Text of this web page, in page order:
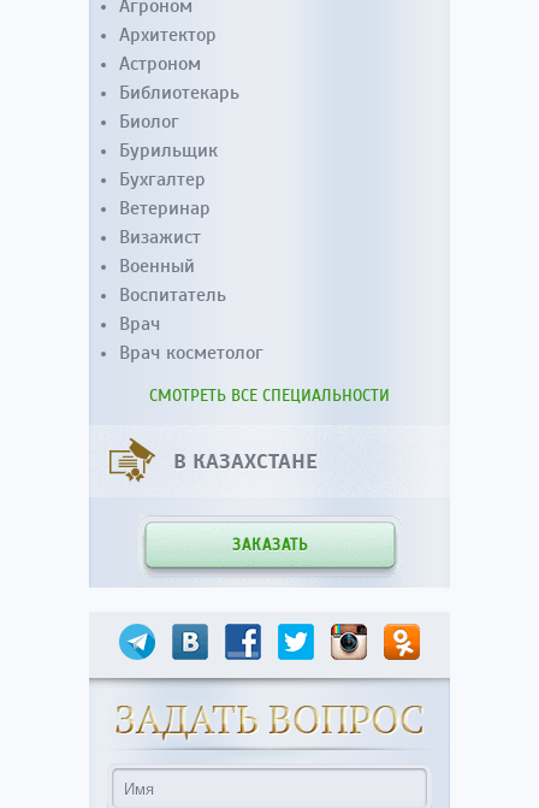
Агроном
Архитектор
Астроном
Библиотекарь
Биолог
Бурильщик
Бухгалтер
Ветеринар
Визажист
Военный
Воспитатель
Врач
Врач косметолог
СМОТРЕТЬ ВСЕ СПЕЦИАЛЬНОСТИ
В КАЗАХСТАНЕ
ЗАКАЗАТЬ